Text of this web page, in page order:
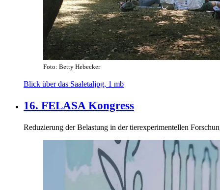
Foto: Betty Hebecker
Blick über das Saaletaljpg, 1 mb
16. FELASA Kongress
Reduzierung der Belastung in der tierexperimentellen